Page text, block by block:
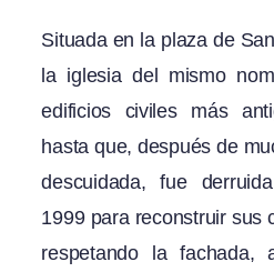
Situada en la plaza de
la iglesia del mismo
edificios civiles más
hasta que, después de
descuidada, fue
1999 para reconstruir sus
respetando la fachada,